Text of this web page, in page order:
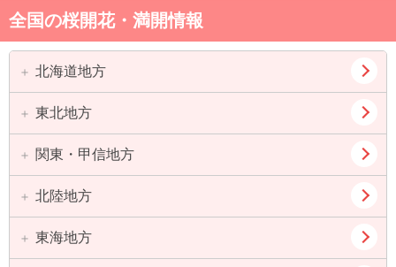
全国の桜開花・満開情報
北海道地方
道北
道央
東北地方
青森県
宮城県
山形県
関東・甲信地方
東京都
埼玉県
北陸地方
新潟県東海地方